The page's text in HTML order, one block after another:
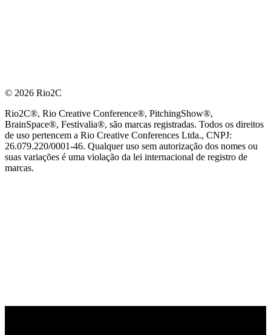
© 2026 Rio2C
Rio2C®, Rio Creative Conference®, PitchingShow®,
BrainSpace®, Festivalia®, são marcas registradas. Todos os direitos
de uso pertencem a Rio Creative Conferences Ltda., CNPJ:
26.079.220/0001-46. Qualquer uso sem autorização dos nomes ou
suas variações é uma violação da lei internacional de registro de
marcas.